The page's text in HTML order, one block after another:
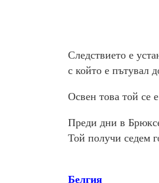
Следствието е
с който е пътувал
Освен това той се
Преди дни в
Той получи седем
Белгия